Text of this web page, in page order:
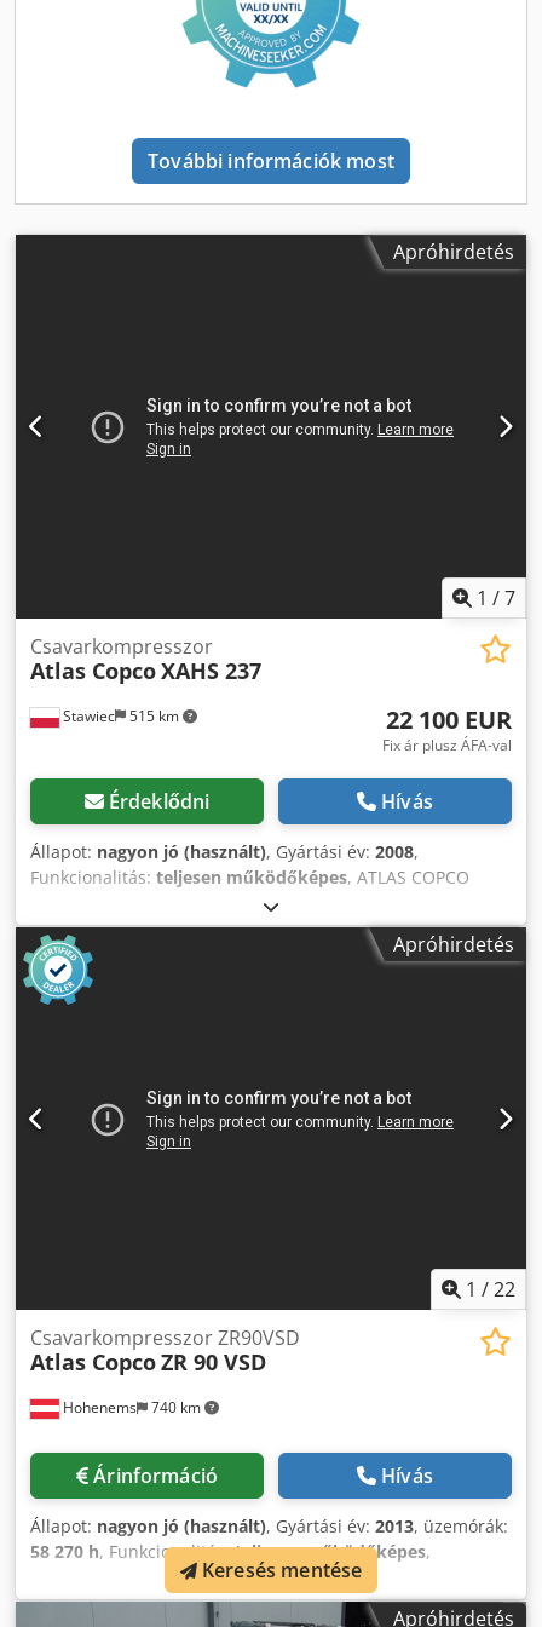
További információk most
Apróhirdetés
1 /7
Stawiec 515 km
Csavarkompresszor
Atlas CopcoXAHS 237
22 100 EUR
Fix ár plusz ÁFA-val
Érdeklődni Hívás
Állapot: nagyon jó (használt), Gyártási év: 2008,
Funkcionalitás: teljesen működőképes, ATLAS COPCO
XAHS237 hordozható kompresszor, végső hűtővel,
teljeskörű szervizelésen átesett Műszaki adatok: Cjdszna U
Ispfx Anzjha teljesítmény: 14,20 m³/perc; üzemi nyomás: 12
bar; gyártási év: 2008; motor: CAT6.6; órás üzem: 2969 óra.
A kompresszor teljesen működőképes, azonnal használatra
Apróhirdetés
1 /22
Hohenems 740 km
Csavarkompresszor ZR90VSD
Atlas CopcoZR 90 VSD
Árinformáció Hívás
Állapot: nagyon jó (használt), Gyártási év: 2013, üzemórák:
58 270 h, Funkcionalitás:teljesen működőképes,
Olajmentes csavarkompresszor, Atlas Copco ZR90VSD
Frekvenciaváltó beépítve Chedpfx Aezmwc Henzsa 90 kW 9
Apróhirdetés
Keresés mentése